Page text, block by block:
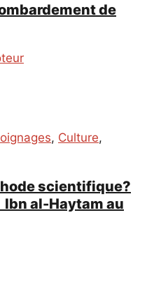
de
, Culture,
scientifique?
Ibn al-Haytam au